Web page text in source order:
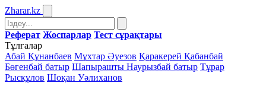
Zharar.kz
Реферат Жоспарлар Тест сұрақтары
Тұлғалар
Абай Құнанбаев Мұхтар Әуезов Қаракерей Қабанбай
Бөгенбай батыр Шапырашты Наурызбай батыр Тұрар
Рысқұлов Шоқан Уәлиханов